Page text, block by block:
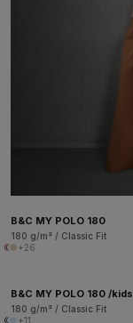
B&C MY POLO 180
180 g/m² / Classic Fit
+26
B&C MY POLO 180 /kids
180 g/m² / Classic Fit
+11